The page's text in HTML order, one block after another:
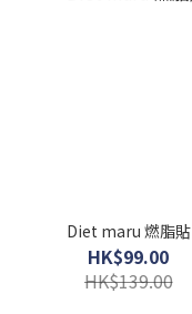
Diet maru 燃脂貼
HK$99.00
HK$139.00